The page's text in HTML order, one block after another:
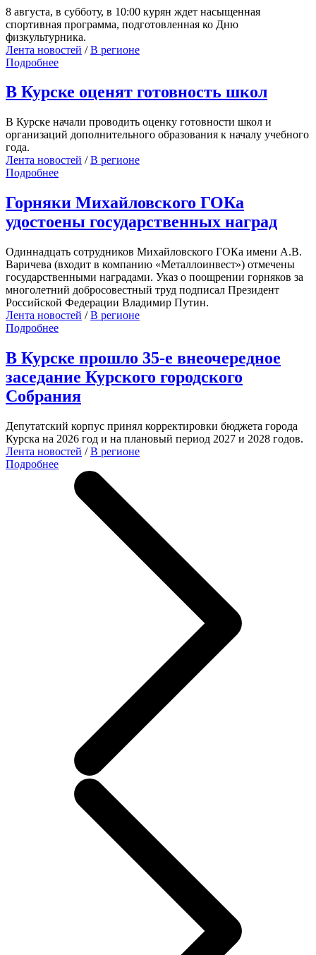
8 августа, в субботу, в 10:00 курян ждет насыщенная
спортивная программа, подготовленная ко Дню
физкультурника.
Лента новостей /В регионе
Подробнее
В Курске оценят готовность школ
В Курске начали проводить оценку готовности школ и
организаций дополнительного образования к началу учебного
года.
Лента новостей /В регионе
Подробнее
Горняки Михайловского ГОКа
удостоены государственных наград
Одиннадцать сотрудников Михайловского ГОКа имени А.В.
Варичева (входит в компанию «Металлоинвест») отмечены
государственными наградами. Указ о поощрении горняков за
многолетний добросовестный труд подписал Президент
Российской Федерации Владимир Путин.
Лента новостей /В регионе
Подробнее
В Курске прошло 35-е внеочередное
заседание Курского городского
Собрания
Депутатский корпус принял корректировки бюджета города
Курска на 2026 год и на плановый период 2027 и 2028 годов.
Лента новостей /В регионе
Подробнее